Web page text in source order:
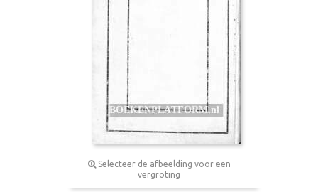
Selecteer de afbeelding voor een
vergroting